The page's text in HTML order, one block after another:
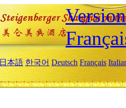
日本語 한국어 Deutsch Français